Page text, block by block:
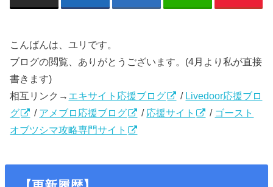
こんばんは、ユリです。
ブログの閲覧、ありがとうございます。(4月より私が直接
書きます)
相互リンク→ エキサイト応援ブログ / Livedoor応援ブロ
グ
/ アメブロ応援ブログ / 応援サイト / ゴースト
オブツシマ攻略専門サイト